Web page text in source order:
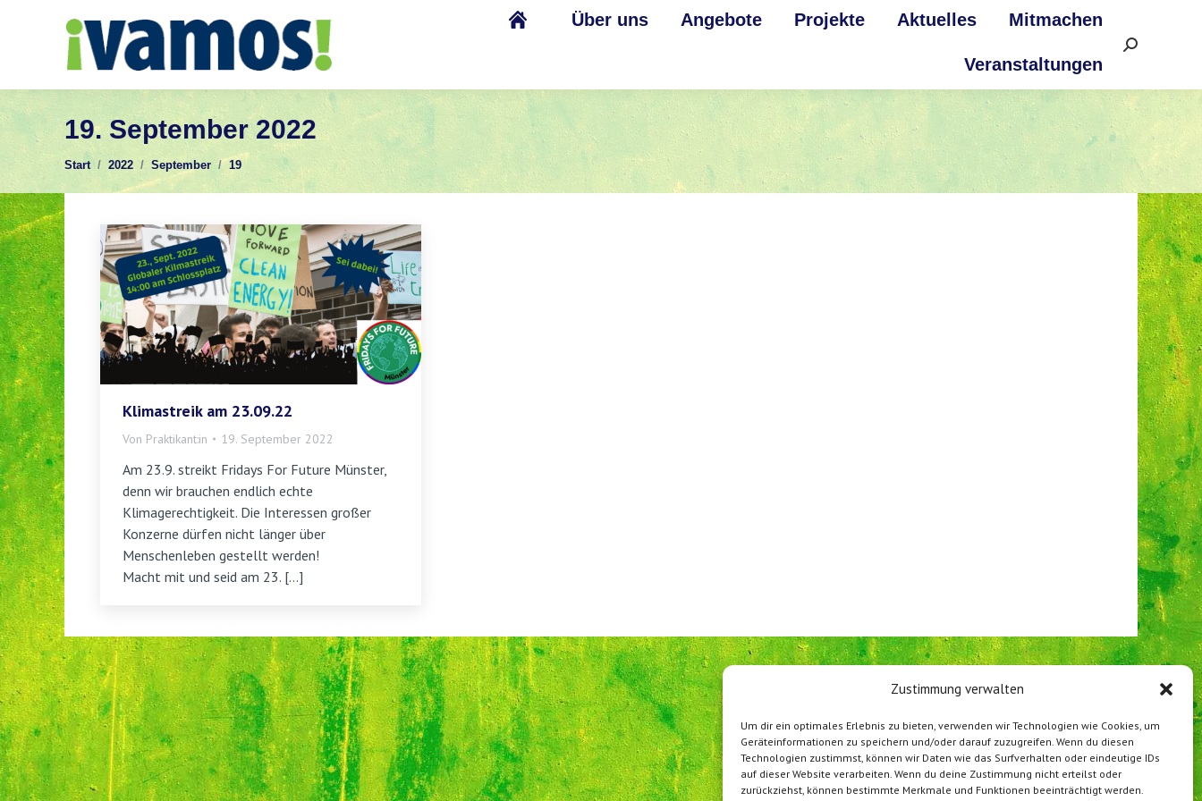
Zustimmung verwalten
Um dir ein optimales Erlebnis zu bieten, verwenden wir Technologien wie Cookies, um
Geräteinformationen zu speichern und/oder darauf zuzugreifen. Wenn du diesen
Technologien zustimmst, können wir Daten wie das Surfverhalten oder eindeutige IDs
auf dieser Website verarbeiten. Wenn du deine Zustimmung nicht erteilst oder
zurückziehst, können bestimmte Merkmale und Funktionen beeinträchtigt werden.
Über uns Angebote Projekte Aktuelles Mitmachen
Veranstaltungen
Search:
19. September 2022
Sie befinden sich hier:
Start 2022 September 19
Klimastreik am 23.09.22
Von Praktikant:in 19. September 2022
Am 23.9. streikt Fridays For Future Münster,
denn wir brauchen endlich echte
Klimagerechtigkeit. Die Interessen großer
Konzerne dürfen nicht länger über
Menschenleben gestellt werden!
Macht mit und seid am 23. […]